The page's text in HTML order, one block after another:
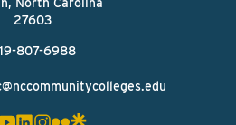
27603
807-6988